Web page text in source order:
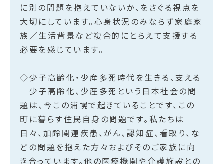
に別の問題を抱えていないか、をさぐる視点を
大切にしています。心身状況のみならず家庭家
族／生活背景など複合的にとらえて支援する
必要を感じています。
◇少子高齢化・少産多死時代を生きる、支える
少子高齢化、少産多死という日本社会の問
題は、今この浦幌で起きていることです、この
町に暮らす住民自身の問題です。私たちは
日々、加齢関連疾患、がん、認知症、看取り、な
どの問題を抱えた方々およびそのご家族に向
き合っています。他の医療機関や介護施設との